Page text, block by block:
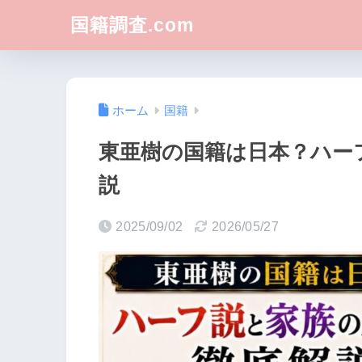
国籍調査.com
ホーム 国籍
東亜樹の国籍は日本？ハ
説
2025/09/02 2026/05/27